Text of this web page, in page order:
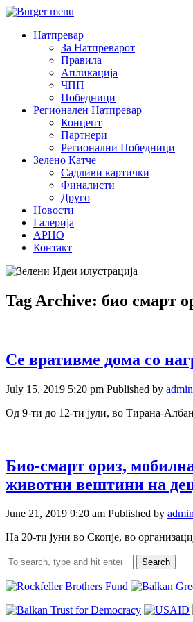
Натпревар
За Натпреварот
Правила
Апликација
ЧПП
Победници
Регионален Натпревар
Концепт
Партнери
Регионални Победници
Зелено Катче
Садливи картички
Финалисти
Друго
Новости
Галерија
АРНО
Контакт
Tag Archive: био смарт
Се вративме дома со
July 15, 2019 5:20 pm Published by admin
Од 9-ти до 12-ти јули, во Тирана-
Био-смарт ориз,
животни вештини на
June 21, 2019 9:20 am Published by
На 20-ти јуни во Скопје, во
Search